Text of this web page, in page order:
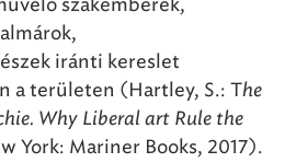
szakemberek,
iránti kereslet
a területen (Hartley, S.: The
Why Liberal art Rule the
York: Mariner Books, 2017).